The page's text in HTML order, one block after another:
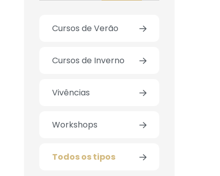
Cursos de Verão
Cursos de Inverno
Vivências
Workshops
Todos os tipos